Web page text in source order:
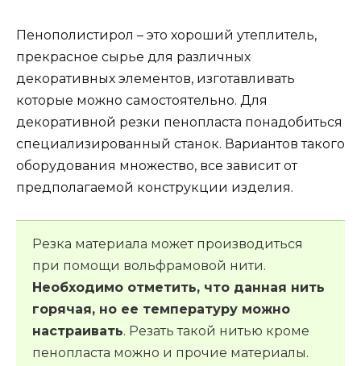
Пенополистирол – это хороший утеплитель,
прекрасное сырье для различных
декоративных элементов, изготавливать
которые можно самостоятельно. Для
декоративной резки пенопласта понадобиться
специализированный станок. Вариантов такого
оборудования множество, все зависит от
предполагаемой конструкции изделия.
Резка материала может производиться
при помощи вольфрамовой нити.
Необходимо отметить, что данная нить
горячая, но ее температуру можно
настраивать. Резать такой нитью кроме
пенопласта можно и прочие материалы.